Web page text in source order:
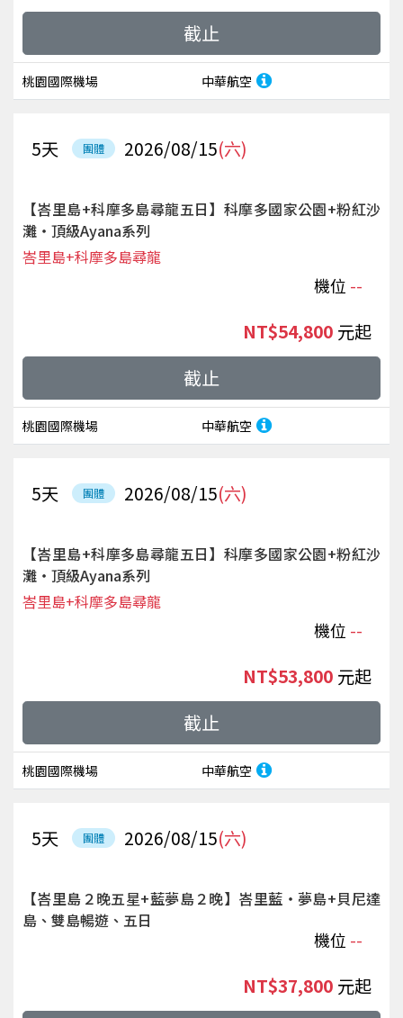
桃園國際機場 中華航空
截止
團體 2026/08/15(六)
5天
【峇里島+科摩多島尋龍五日】科摩多國家公園+粉紅沙
灘‧頂級Ayana系列
機位 --
峇里島+科摩多島尋龍
桃園國際機場 中華航空
NT$54,800 起
截止
團體 2026/08/15(六)
5天
【峇里島+科摩多島尋龍五日】科摩多國家公園+粉紅沙
灘‧頂級Ayana系列
機位 --
峇里島+科摩多島尋龍
桃園國際機場 中華航空
NT$53,800 起
截止
團體 2026/08/15(六)
5天
【峇里島２晚五星+藍夢島２晚】峇里藍‧夢島+貝尼達
島、雙島暢遊、五日
機位 --
NT$37,800 起